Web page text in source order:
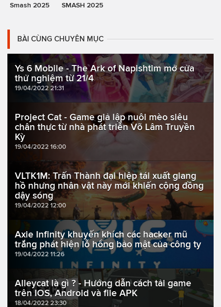
Smash 2025
SMASH 2025
BÀI CÙNG CHUYÊN MỤC
Ys 6 Mobile - The Ark of Napishtim mở cửa
thử nghiệm từ 21/4
19/04/2022 21:31
Project Cat - Game giả lập nuôi mèo siêu
chân thực từ nhà phát triễn Võ Lâm Truyền
Kỳ
19/04/2022 16:00
VLTK1M: Trấn Thành đại hiệp tái xuất giang
hồ nhưng nhân vật này mới khiến cộng đồng
dậy sóng
19/04/2022 12:00
Axie Infinity khuyến khích các hacker mũ
trắng phát hiện lỗ hổng bảo mật của công ty
19/04/2022 11:26
Alleycat là gì ? - Hướng dẫn cách tải game
trên IOS, Android và file APK
18/04/2022 23:30